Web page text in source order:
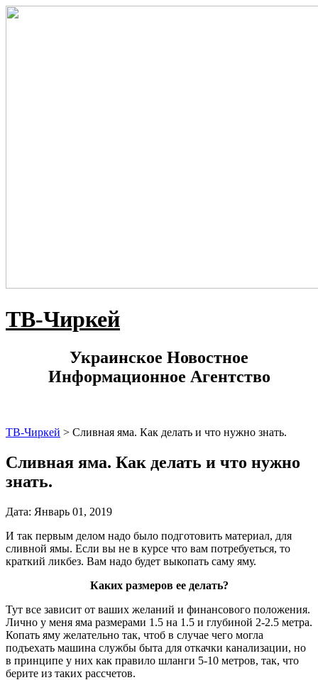
ТВ-Чиркей
Украинское Новостное
Информационное Агентство
ТВ-Чиркей > Сливная яма. Как делать и что нужно знать.
Сливная яма. Как делать и что нужно
знать.
Дата: Январь 01, 2019
И так первым делом надо было подготовить материал, для
сливной ямы. Если вы не в курсе что вам потребуеться, то
краткий ликбез. Вам надо будет выкопать саму яму.
Каких размеров ее делать?
Тут все зависит от ваших желаний и финансового положения.
Лично у меня яма размерами 1.5 на 1.5 и глубиной 2-2.5 метра.
Копать яму желательно так, чтоб в случае чего могла
подъехать машина службы быта для откачки канализации, но
в принципе у них как правило шланги 5-10 метров, так, что
берите из таких рассчетов.